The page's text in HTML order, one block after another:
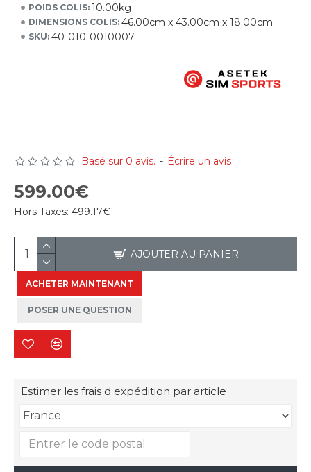
POIDS COLIS: 10.00kg
DIMENSIONS COLIS: 46.00cm x 43.00cm x 18.00cm
SKU: 40-010-0010007
Basé sur 0 avis. - Écrire un avis
599.00€
Hors Taxes: 499.17€
AJOUTER AU PANIER
ACHETER MAINTENANT
POSER UNE QUESTION
Estimer les frais d expédition par article